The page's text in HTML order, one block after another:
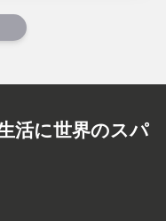
活に世界のスパ